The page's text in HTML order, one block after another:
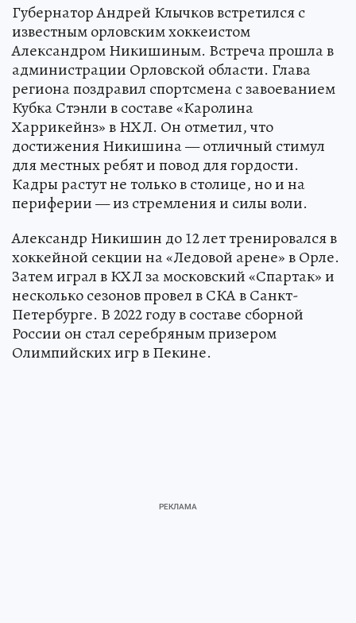
Губернатор Андрей Клычков встретился с
известным орловским хоккеистом
Александром Никишиным. Встреча прошла в
администрации Орловской области. Глава
региона поздравил спортсмена с завоеванием
Кубка Стэнли в составе «Каролина
Харрикейнз» в НХЛ. Он отметил, что
достижения Никишина — отличный стимул
для местных ребят и повод для гордости.
Кадры растут не только в столице, но и на
периферии — из стремления и силы воли.
Александр Никишин до 12 лет тренировался в
хоккейной секции на «Ледовой арене» в Орле.
Затем играл в КХЛ за московский «Спартак» и
несколько сезонов провел в СКА в Санкт-
Петербурге. В 2022 году в составе сборной
России он стал серебряным призером
Олимпийских игр в Пекине.